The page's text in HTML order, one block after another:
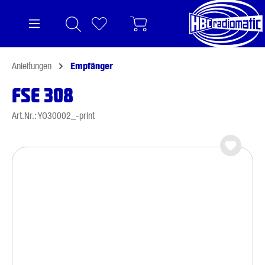
Anleitungen Empfänger
FSE 308
Art.Nr.: YO30002_-print
Bildergalerie überspringen